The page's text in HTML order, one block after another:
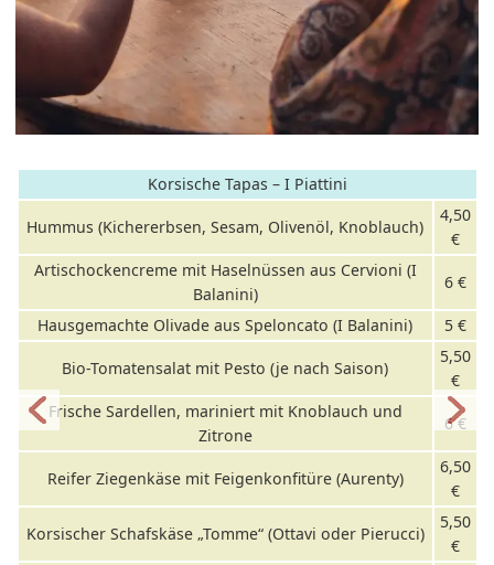
Korsische Tapas – I Piattini
Hummus (Kichererbsen, Sesam, Olivenöl, Knoblauch)
4,50
€
Artischockencreme mit Haselnüssen aus Cervioni (I
Balanini)
6 €
Hausgemachte Olivade aus Speloncato (I Balanini) 5 €
Bio-Tomatensalat mit Pesto (je nach Saison)
5,50
€
Frische Sardellen, mariniert mit Knoblauch und
Zitrone
6 €
Reifer Ziegenkäse mit Feigenkonfitüre (Aurenty)
6,50
€
Korsischer Schafskäse „Tomme“ (Ottavi oder Pierucci)
5,50
€